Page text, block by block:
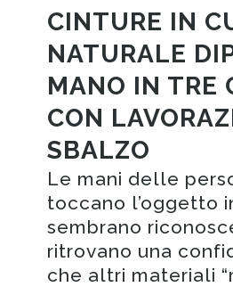
CINTURE IN
NATURALE
MANO IN TRE
CON
SBALZO
Le mani delle
toccano l’oggetto
sembrano
ritrovano una
che altri materiali